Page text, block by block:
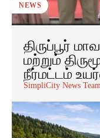
NEWS
திருப்பூர்
மற்றும்
நீர்மட்டம்
SimpliCity News Team